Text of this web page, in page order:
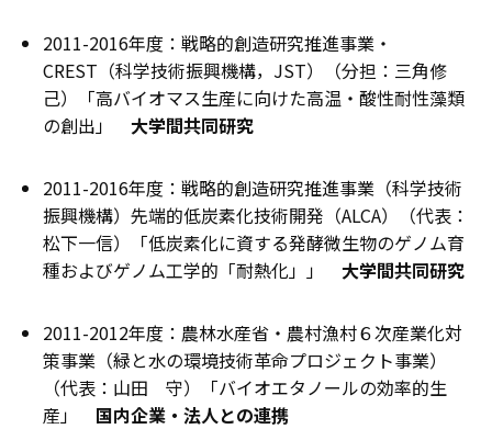
2011-2016年度：戦略的創造研究推進事業・
CREST（科学技術振興機構，JST）（分担：三角修
己）「高バイオマス生産に向けた高温・酸性耐性藻類
の創出」 大学間共同研究
2011-2016年度：戦略的創造研究推進事業（科学技術
振興機構）先端的低炭素化技術開発（ALCA）（代表：
松下一信）「低炭素化に資する発酵微生物のゲノム育
種およびゲノム工学的「耐熱化」」 大学間共同研究
2011-2012年度：農林水産省・農村漁村６次産業化対
策事業（緑と水の環境技術革命プロジェクト事業）
（代表：山田 守）「バイオエタノールの効率的生
産」 国内企業・法人との連携